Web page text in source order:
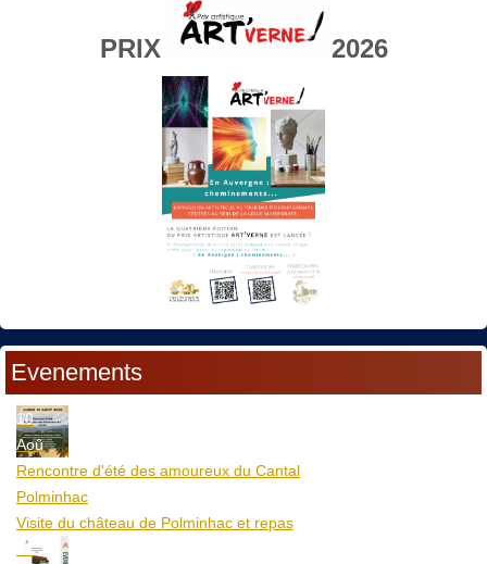
PRIX 2026
Evenements
10
Aoû
Rencontre d'été des amoureux du Cantal
Polminhac
Visite du château de Polminhac et repas
12